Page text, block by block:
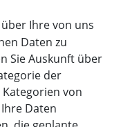
Ihre von uns
Daten zu
Sie Auskunft über
der
von
Daten